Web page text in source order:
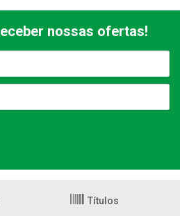
nossas ofertas!
Títulos